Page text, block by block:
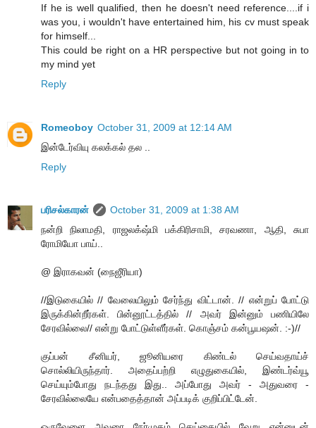
If he is well qualified, then he doesn't need reference....if i
was you, i wouldn't have entertained him, his cv must speak
for himself...
This could be right on a HR perspective but not going in to
my mind yet
Reply
Romeoboy October 31, 2009 at 12:14 AM
இன்டேர்வியு கலக்கல் தல ..
Reply
பரிசல்காரன்
October 31, 2009 at 1:38 AM
நன்றி நிலாமதி, ராஜலக்‌ஷ்மி பக்கிரிசாமி, சரவணா, ஆதி, சுபா
ரோமியோ பாய்..
@ இராகவன் (நைஜீரியா)
//இடுகையில் // வேலையிலும் சேர்ந்து விட்டான். // என்றுப் போட்டு
இருக்கின்றீர்கள். பின்னூட்டத்தில் // அவர் இன்னும் பணியிலே
சேரவில்லை// என்று போட்டுள்ளீர்கள். கொஞ்சம் கன்பூயஷன். :-)//
குப்பன் சீனியர், ஜூனியரை கிண்டல் செய்வதாய்ச்
சொல்லியிருந்தார். அதைப்பற்றி எழுதுகையில், இண்டர்வ்யூ
செய்யும்போது நடந்தது இது.. அப்போது அவர் - அதுவரை -
சேரவில்லையே என்பதைத்தான் அப்படிக் குறிப்பிட்டேன்.